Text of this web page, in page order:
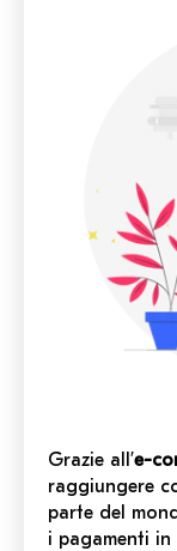
Grazie all’e-
raggiungere
parte del
i pagamenti in